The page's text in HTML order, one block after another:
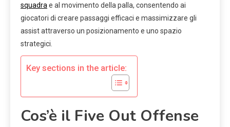
squadra e al movimento della palla, consentendo ai
giocatori di creare passaggi efficaci e massimizzare gli
assist attraverso un posizionamento e uno spazio
strategici.
Key sections in the article:
Cos’è il Five Out Offense